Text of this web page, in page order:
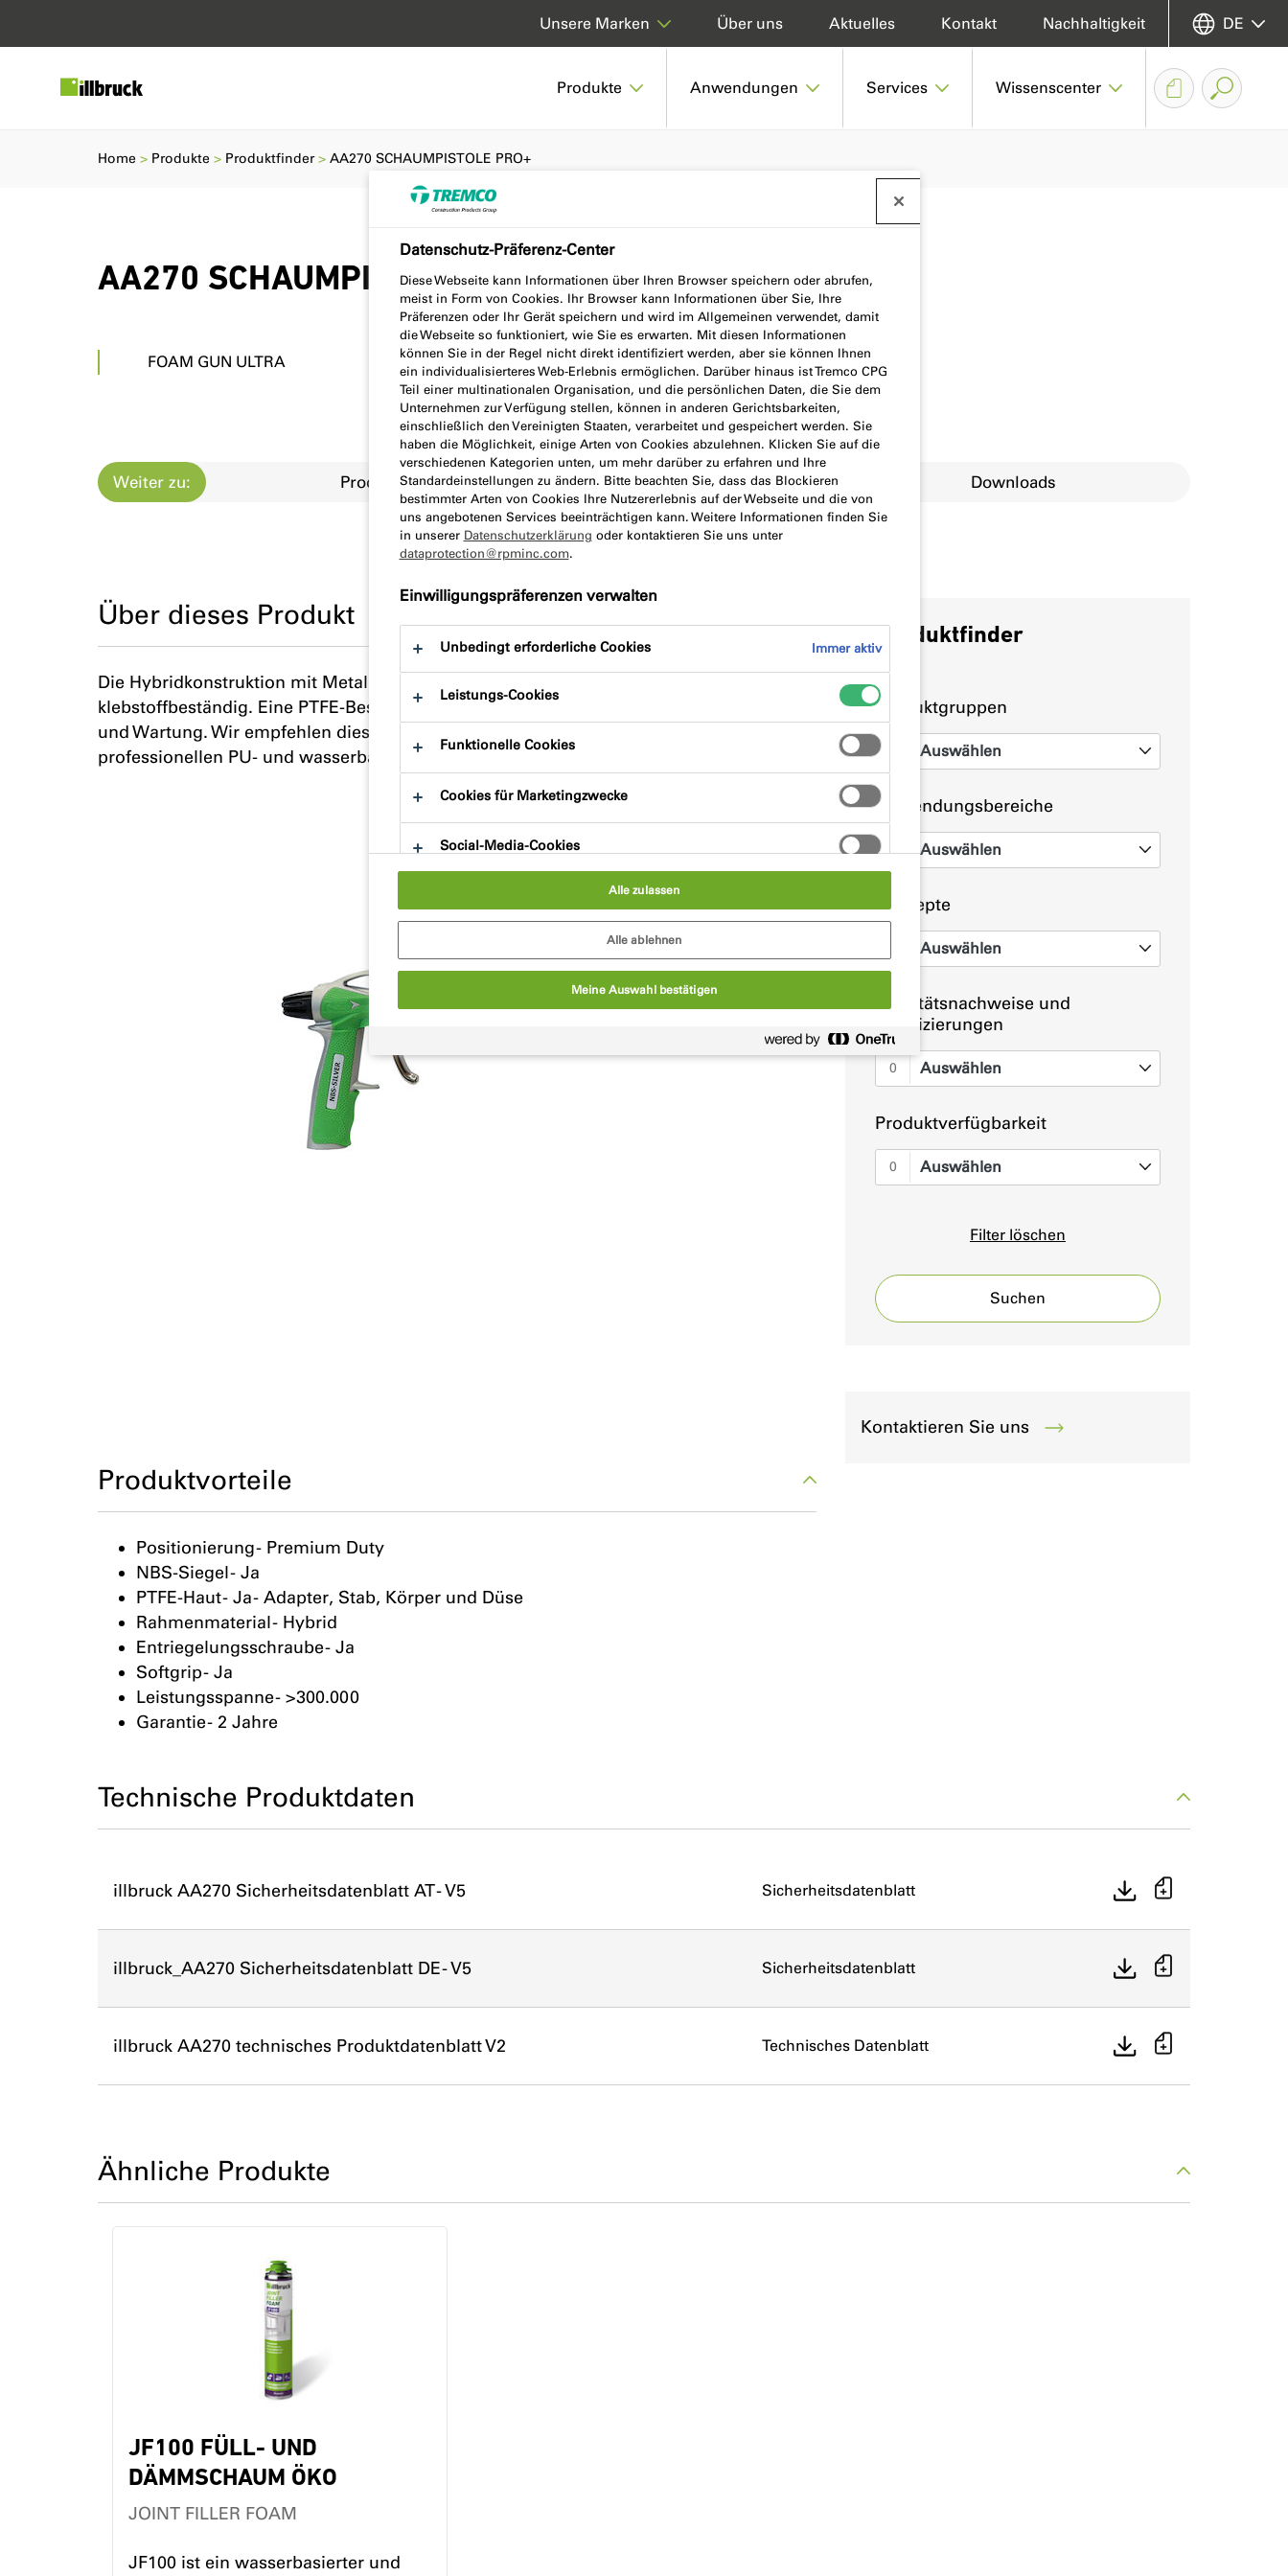
Produkte Anwendungen Services Wissenscenter
Über uns Aktuelles Kontakt Nachhaltigkeit
Unsere Marken DE
AA270 SCHAUMPISTOLE PRO+
FOAM GUN ULTRA
Home Produkte Produktfinder AA270 SCHAUMPISTOLE PRO+
Weiter zu: Produktbeschreibung Produktvorteile Downloads
Produktfinder
Produktgruppen
Auswählen
Anwendungsbereiche
0 Auswählen
Konzepte
Auswählen
Qualitätsnachweise und
Zertifizierungen
0 Auswählen
Produktverfügbarkeit
0 Auswählen
Filter löschen
Suchen
Kontaktieren Sie uns
Über dieses Produkt
Die Hybridkonstruktion mit Metall- und Thermoplastteilen ist lösungsmittel- und
klebstoffbeständig. Eine PTFE-Beschichtung der Metallteile erleichtert die Reinigung
und Wartung. Wir empfehlen diese Pistole für die Verwendung mit unseren
professionellen PU- und wasserbasierten Schäumen.
Produktvorteile
Positionierung - Premium Duty
NBS-Siegel - Ja
PTFE-Haut - Ja - Adapter, Stab, Körper und Düse
Rahmenmaterial - Hybrid
Entriegelungsschraube - Ja
Softgrip - Ja
Leistungsspanne - >300.000
Garantie - 2 Jahre
Technische Produktdaten
illbruck AA270 Sicherheitsdatenblatt AT - V5 Sicherheitsdatenblatt
illbruck_AA270 Sicherheitsdatenblatt DE - V5 Sicherheitsdatenblatt
illbruck AA270 technisches Produktdatenblatt V2 Technisches Datenblatt
Ähnliche Produkte
JF100 FÜLL- UND
DÄMMSCHAUM ÖKO
JOINT FILLER FOAM
JF100 ist ein wasserbasierter und
Datenschutz-Präferenz-Center
Diese Webseite kann Informationen über Ihren Browser speichern oder abrufen,
meist in Form von Cookies. Ihr Browser kann Informationen über Sie, Ihre
Präferenzen oder Ihr Gerät speichern und wird im Allgemeinen verwendet, damit
die Webseite so funktioniert, wie Sie es erwarten. Mit diesen Informationen
können Sie in der Regel nicht direkt identifiziert werden, aber sie können Ihnen
ein individualisierteres Web-Erlebnis ermöglichen. Darüber hinaus ist Tremco CPG
Teil einer multinationalen Organisation, und die persönlichen Daten, die Sie dem
Unternehmen zur Verfügung stellen, können in anderen Gerichtsbarkeiten,
einschließlich den Vereinigten Staaten, verarbeitet und gespeichert werden. Sie
haben die Möglichkeit, einige Arten von Cookies abzulehnen. Klicken Sie auf die
verschiedenen Kategorien unten, um mehr darüber zu erfahren und Ihre
Standardeinstellungen zu ändern. Bitte beachten Sie, dass das Blockieren
bestimmter Arten von Cookies Ihre Nutzererlebnis auf der Webseite und die von
uns angebotenen Services beeinträchtigen kann. Weitere Informationen finden Sie
in unserer Datenschutzerklärung oder kontaktieren Sie uns unter
dataprotection@rpminc.com.
Einwilligungspräferenzen verwalten
Unbedingt erforderliche Cookies Immer aktiv
Leistungs-Cookies
Funktionelle Cookies
Cookies für Marketingzwecke
Social-Media-Cookies
Alle zulassen
Alle ablehnen
Meine Auswahl bestätigen